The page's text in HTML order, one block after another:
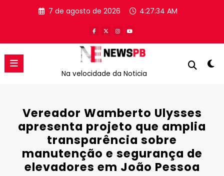
7 de agosto de 2026 4:27:34 AM
Na velocidade da Noticia
Vereador Wamberto Ulysses
apresenta projeto que amplia
transparência sobre
manutenção e segurança de
elevadores em João Pessoa